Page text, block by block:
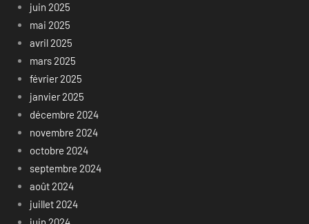
juin 2025
mai 2025
avril 2025
mars 2025
février 2025
janvier 2025
décembre 2024
novembre 2024
octobre 2024
septembre 2024
août 2024
juillet 2024